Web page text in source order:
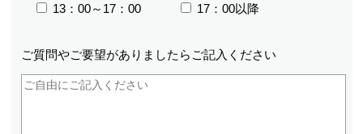
13：00～17：00
17：00以降
ご質問やご要望がありましたら ご記入ください